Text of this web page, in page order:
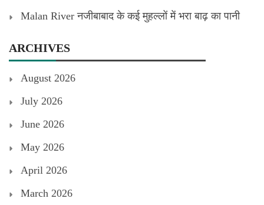
Malan River नजीबाबाद के कई मुहल्लों में भरा बाढ़ का पानी
ARCHIVES
August 2026
July 2026
June 2026
May 2026
April 2026
March 2026